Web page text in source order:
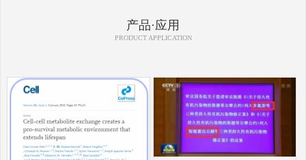
产品·应用
PRODUCT APPLICATION